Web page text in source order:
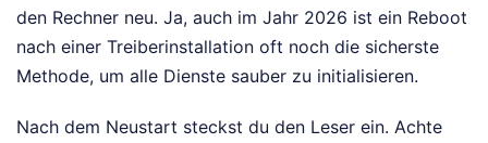
den Rechner neu. Ja, auch im Jahr 2026 ist ein Reboot
nach einer Treiberinstallation oft noch die sicherste
Methode, um alle Dienste sauber zu initialisieren.
Nach dem Neustart steckst du den Leser ein. Achte